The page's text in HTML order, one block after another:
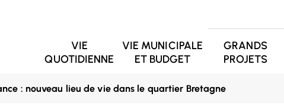
VIE
QUOTIDIENNE
VIE MUNICIPALE
ET BUDGET
GRANDS
PROJETS
: nouveau lieu de vie dans le quartier Bretagne